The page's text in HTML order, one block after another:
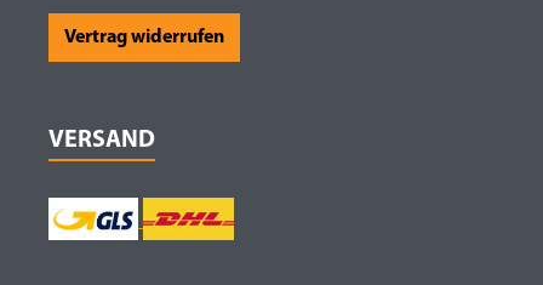
Vertrag widerrufen
VERSAND